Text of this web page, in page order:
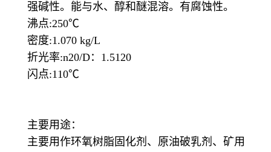
强碱性。能与水、醇和醚混溶。有腐蚀性。
沸点:250℃
密度:1.070 kg/L
折光率:n20/D：1.5120
闪点:110℃
主要用途：
主要用作环氧树脂固化剂、原油破乳剂、矿用